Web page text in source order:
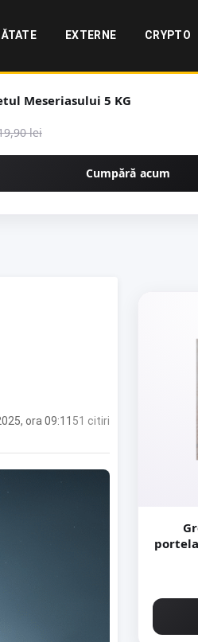
EXTERNE CRYPTO
Meseriasului 5 KG
lei
Cumpără acum
ora 09:11 51 citiri